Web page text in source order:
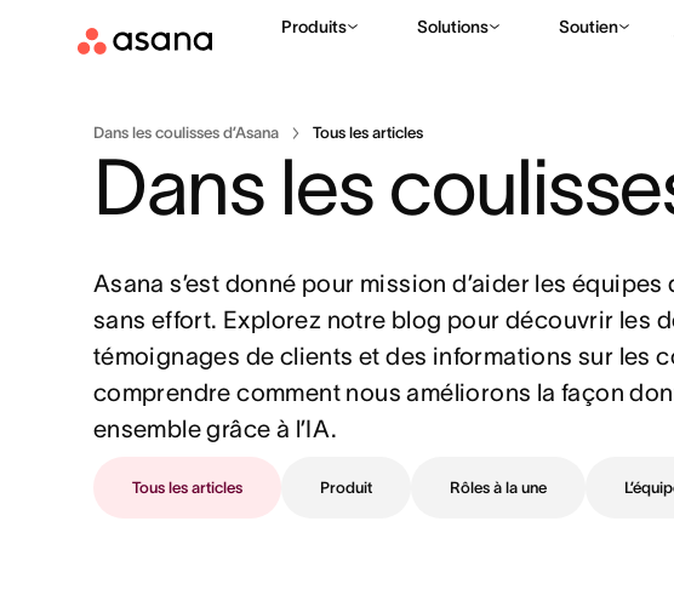
Produits Solutions Soutien
Dans les coulisses d’Asana Tous les articles
Dans les
Asana s’est donné pour mission d’aider les
sans effort. Explorez notre blog pour découvrir les
témoignages de clients et des informations sur les
comprendre comment nous améliorons la façon
ensemble grâce à l’IA.
Tous les articles Produit Rôles à la une